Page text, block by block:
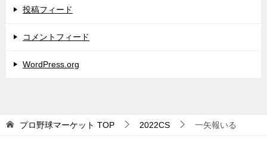
投稿フィード
コメントフィード
WordPress.org
プロ野球マーケット TOP 2022CS 一矢報いる